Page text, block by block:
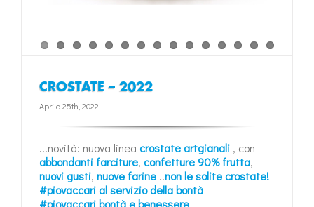
CROSTATE – 2022
Aprile 25th, 2022
...novità: nuova linea crostate artgianali , con
abbondanti farciture, confetture 90% frutta,
nuovi gusti, nuove farine ..non le solite crostate!
#piovaccari al servizio della bontà